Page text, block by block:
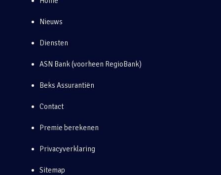
Nieuws
Diensten
ASN Bank (voorheen RegioBank)
Beks Assurantiën
Contact
Premie berekenen
Privacyverklaring
Sitemap